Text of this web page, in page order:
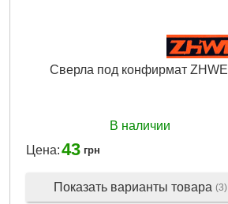
Сверла под конфирмат ZHWEI
В наличии
Цена:43 грн
Показать варианты товара (3)